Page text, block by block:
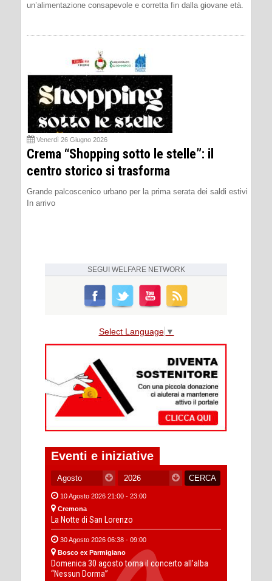
un’alimentazione consapevole e corretta fin dalla giovane età.
Venerdì 26 Giugno 2026
Crema “Shopping sotto le stelle”: il
centro storico si trasforma
Grande palcoscenico urbano per la prima serata dei saldi estivi
In arrivo
SEGUI WELFARE NETWORK
Select Language ▼
Eventi e iniziative
10 Agosto 2026 21:00 - 23:00
Cremona
La Notte di San Lorenzo
30 Agosto 2026 06:38 - 09:00
Bosco ex Parmigiano
Domenica 30 agosto torna il concerto all’alba
“Nessun Dorma”